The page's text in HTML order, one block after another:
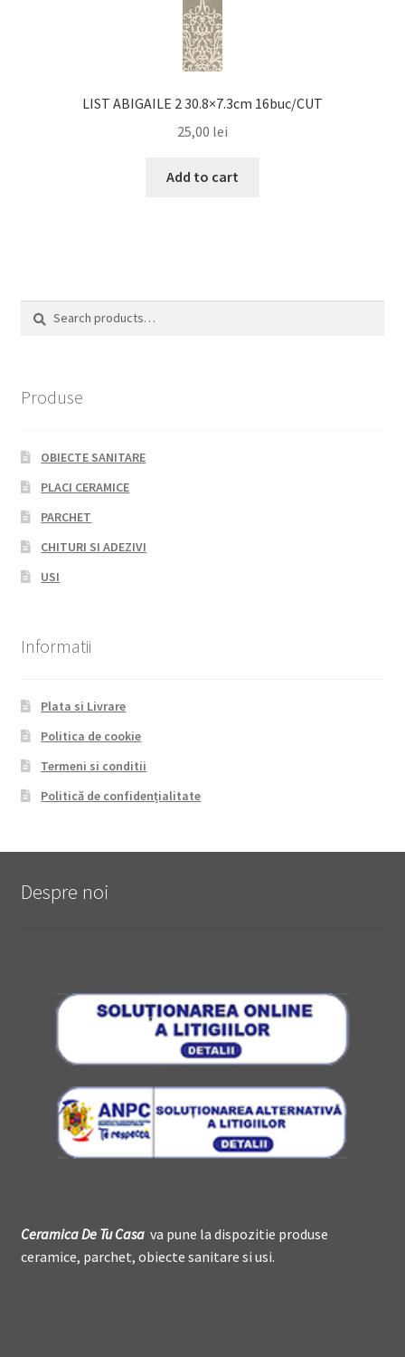
LIST ABIGAILE 2 30.8×7.3cm 16buc/CUT
25,00 lei
Add to cart
Search
Search
Produse
OBIECTE SANITARE
PLACI CERAMICE
PARCHET
CHITURI SI ADEZIVI
USI
Informatii
Plata si Livrare
Politica de cookie
Termeni si conditii
Politică de confidențialitate
Despre noi
Ceramica DeTu Casava pune la dispozitie produse
ceramice, parchet, obiecte sanitare si usi.